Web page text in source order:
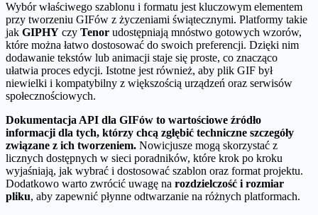
Wybór właściwego szablonu i formatu jest kluczowym elementem
przy tworzeniu GIFów z życzeniami świątecznymi. Platformy takie
jak GIPHY czy Tenor udostępniają mnóstwo gotowych wzorów,
które można łatwo dostosować do swoich preferencji. Dzięki nim
dodawanie tekstów lub animacji staje się proste, co znacząco
ułatwia proces edycji. Istotne jest również, aby plik GIF był
niewielki i kompatybilny z większością urządzeń oraz serwisów
społecznościowych.
Dokumentacja API dla GIFów to wartościowe źródło
informacji dla tych, którzy chcą zgłębić techniczne szczegóły
związane z ich tworzeniem. Nowicjusze mogą skorzystać z
licznych dostępnych w sieci poradników, które krok po kroku
wyjaśniają, jak wybrać i dostosować szablon oraz format projektu.
Dodatkowo warto zwrócić uwagę na rozdzielczość i rozmiar
pliku, aby zapewnić płynne odtwarzanie na różnych platformach.